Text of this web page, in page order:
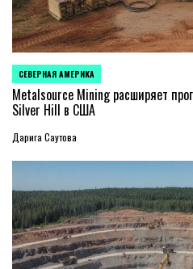
ОПУБЛИКОВАНО
В
СЕВЕРНАЯ АМЕРИКА
Metalsource Mining расширяет
Silver Hill в США
Дарига Саутова